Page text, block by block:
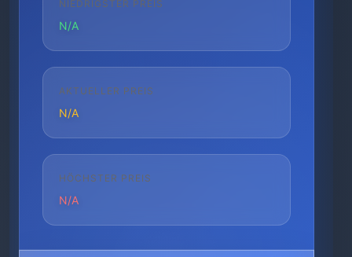
NIEDRIGSTER PREIS
N/A
AKTUELLER PREIS
N/A
HÖCHSTER PREIS
N/A